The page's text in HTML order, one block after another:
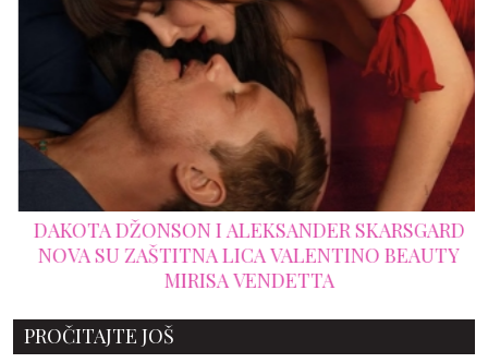
DAKOTA DŽONSON I ALEKSANDER SKARSGARD
NOVA SU ZAŠTITNA LICA VALENTINO BEAUTY
MIRISA VENDETTA
PROČITAJTE JOŠ